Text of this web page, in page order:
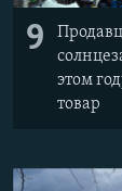
9
этом
товар